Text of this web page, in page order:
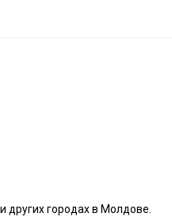
других городах в Молдове.